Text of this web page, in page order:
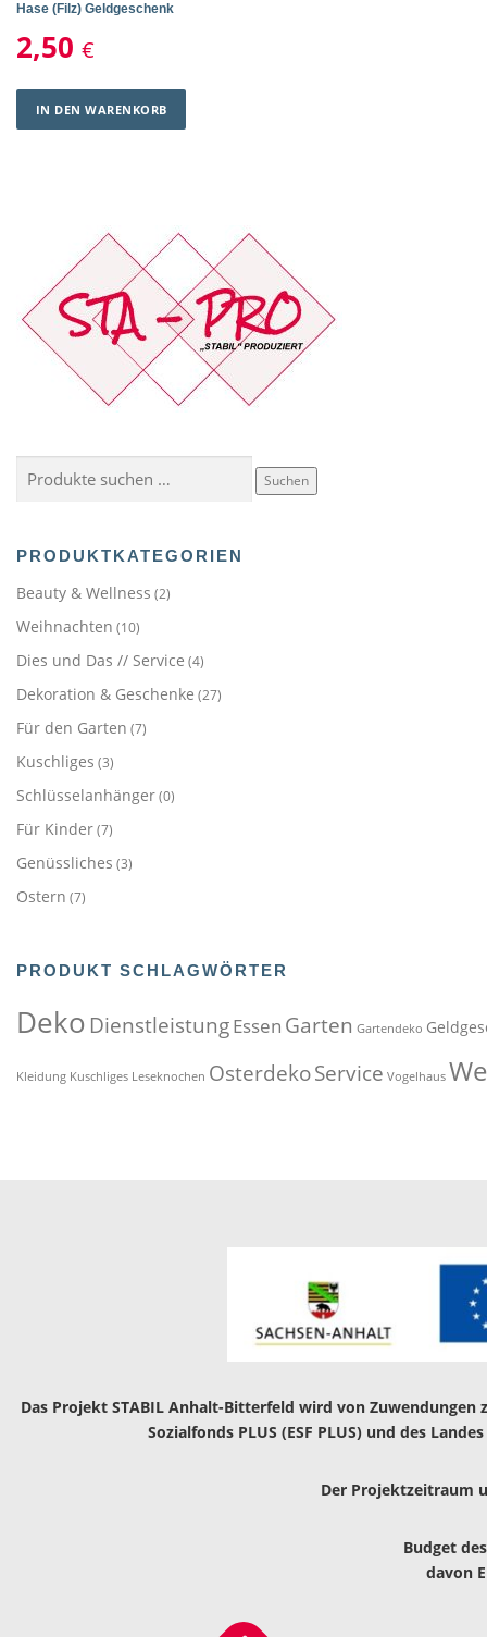
Hase (Filz) Geldgeschenk
2,50 €
IN DEN WARENKORB
nach:
Suchen
PRODUKTKATEGORIEN
Beauty & Wellness (2)
Weihnachten (10)
Dies und Das // Service (4)
Dekoration & Geschenke (27)
Für den Garten (7)
Kuschliges (3)
Schlüsselanhänger(0)
Für Kinder(7)
Genüssliches (3)
Ostern (7)
PRODUKT SCHLAGWÖRTER
Deko DienstleistungEssen Garten Gartendeko
Kleidung Kuschliges Leseknochen OsterdekoService Vogelhaus
Das Projekt STABIL Anhalt-Bitterfeld wird von
Sozialfonds PLUS (ESF PLUS) und des
Der Projektzeitraum
Budget
davon